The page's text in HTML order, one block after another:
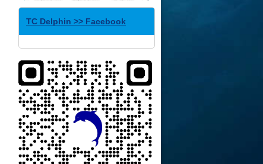
TC Delphin >> Facebook